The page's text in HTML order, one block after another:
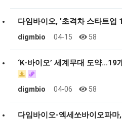
다임바이오, '초격차 스타트업
digmbio 04-15 58
‘K-바이오’ 세계무대 도약…19
digmbio 04-06 58
다임바이오-엑세쏘바이오파